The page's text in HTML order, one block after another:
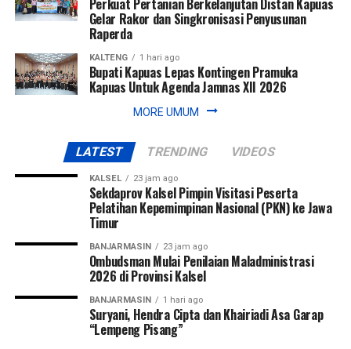
Gelar Rakor dan Singkronisasi Penyusunan
Raperda
KALTENG 1 hari ago
Bupati Kapuas Lepas Kontingen Pramuka
Kapuas Untuk Agenda Jamnas XII 2026
MORE UMUM
LATEST TRENDING VIDEOS
KALSEL 23 jam ago
Sekdaprov Kalsel Pimpin Visitasi Peserta
Pelatihan Kepemimpinan Nasional (PKN) ke Jawa
Timur
BANJARMASIN 23 jam ago
Ombudsman Mulai Penilaian Maladministrasi
2026 di Provinsi Kalsel
BANJARMASIN 1 hari ago
Suryani, Hendra Cipta dan Khairiadi Asa Garap
“Lempeng Pisang”